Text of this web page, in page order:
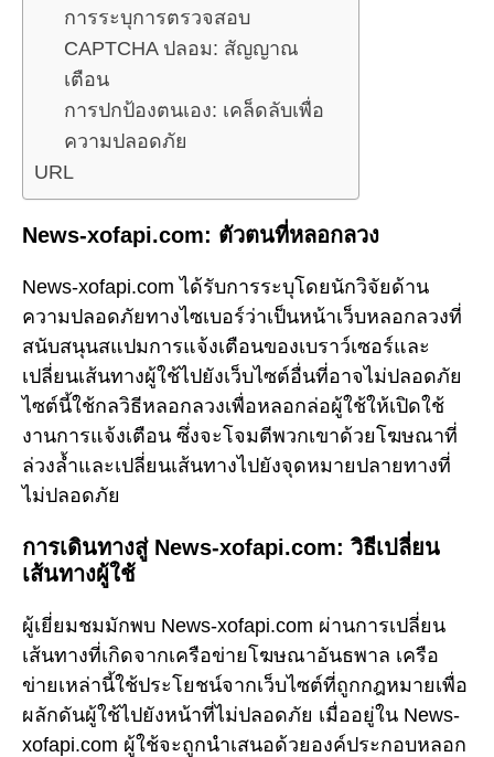
การระบุการตรวจสอบ
CAPTCHA ปลอม: สัญญาณ
เตือน
การปกป้องตนเอง: เคล็ดลับเพื่อ
ความปลอดภัย
URL
News-xofapi.com: ตัวตนที่หลอกลวง
News-xofapi.com ได้รับการระบุโดยนักวิจัยด้าน
ความปลอดภัยทางไซเบอร์ว่าเป็นหน้าเว็บหลอกลวงที่
สนับสนุนสแปมการแจ้งเตือนของเบราว์เซอร์และ
เปลี่ยนเส้นทางผู้ใช้ไปยังเว็บไซต์อื่นที่อาจไม่ปลอดภัย
ไซต์นี้ใช้กลวิธีหลอกลวงเพื่อหลอกล่อผู้ใช้ให้เปิดใช้
งานการแจ้งเตือน ซึ่งจะโจมตีพวกเขาด้วยโฆษณาที่
ล่วงล้ำและเปลี่ยนเส้นทางไปยังจุดหมายปลายทางที่
ไม่ปลอดภัย
การเดินทางสู่ News-xofapi.com: วิธีเปลี่ยน
เส้นทางผู้ใช้
ผู้เยี่ยมชมมักพบ News-xofapi.com ผ่านการเปลี่ยน
เส้นทางที่เกิดจากเครือข่ายโฆษณาอันธพาล เครือ
ข่ายเหล่านี้ใช้ประโยชน์จากเว็บไซต์ที่ถูกกฎหมายเพื่อ
ผลักดันผู้ใช้ไปยังหน้าที่ไม่ปลอดภัย เมื่ออยู่ใน News-
xofapi.com ผู้ใช้จะถูกนำเสนอด้วยองค์ประกอบหลอก